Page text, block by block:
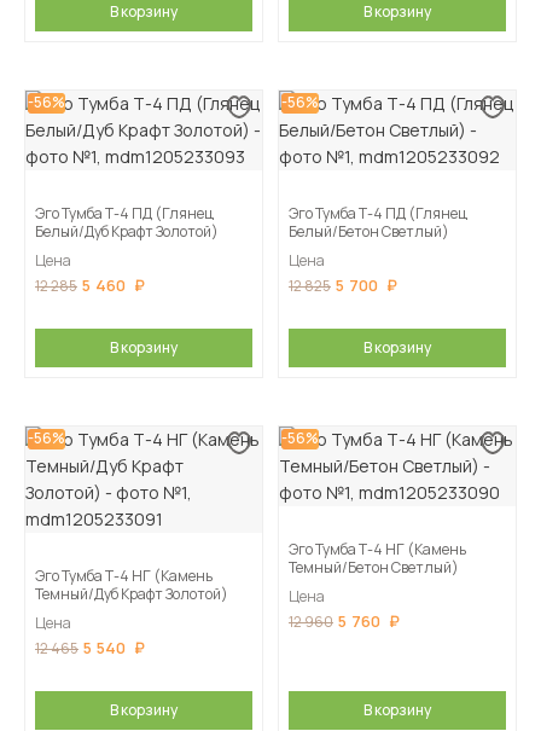
В корзину В корзину
-56%
Эго Тумба Т-4 ПД (Глянец
Белый/Дуб Крафт Золотой)
Цена
12 285 5 460
В корзину
-56%
Эго Тумба Т-4 ПД (Глянец
Белый/Бетон Светлый)
Цена
12 825 5 700
В корзину
-56%
Эго Тумба Т-4 НГ (Камень
Темный/Дуб Крафт Золотой)
Цена
12 465 5 540
В корзину
-56%
Эго Тумба Т-4 НГ (Камень
Темный/Бетон Светлый)
Цена
12 960 5 760
В корзину